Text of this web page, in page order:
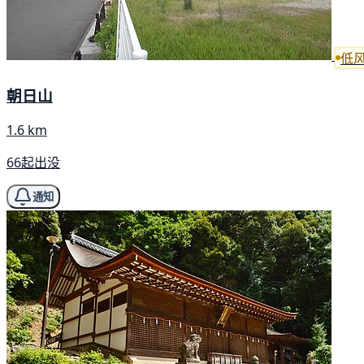
低
朝日山
1.6 km
66起出没
通知